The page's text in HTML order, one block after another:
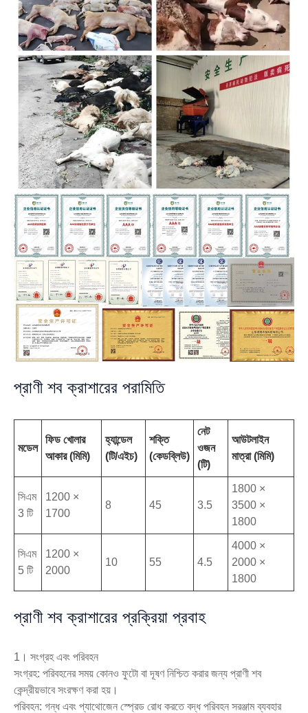
প্রাণী শব ক্রাশারের পরামিতি
মডেল
ফিড খোলার
আকার (মিমি)
হ্যান্ডেল
(টি/এইচ)
শক্তি
(কেডব্লিউ)
নেট
ওজন
(টি)
আউটলাইন
মাত্রা (মিমি)
সিএম
3 টি
1200 ×
1700
8 45 3.5
1800 ×
3500 ×
1800
সিএম
5 টি
1200 ×
2000
10 55 4.5
4000 ×
2000 ×
1800
প্রাণী শব ক্রাশারের প্রক্রিয়া প্রবাহ
1। সংগ্রহ এবং পরিবহন
সংগ্রহ: পরিবহনের সময় কোনও ফুটো বা দূষণ নিশ্চিত করার জন্য প্রাণী শব
কেন্দ্রীয়ভাবে সংরক্ষণ করা হয়।
পরিবহন: গন্ধ এবং প্যাথোজেন স্প্রেড রোধ করতে বদ্ধ পরিবহন সরঞ্জাম ব্যবহার